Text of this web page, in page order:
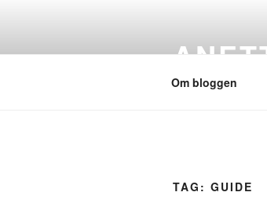
Om bloggen
TAG: GUIDE